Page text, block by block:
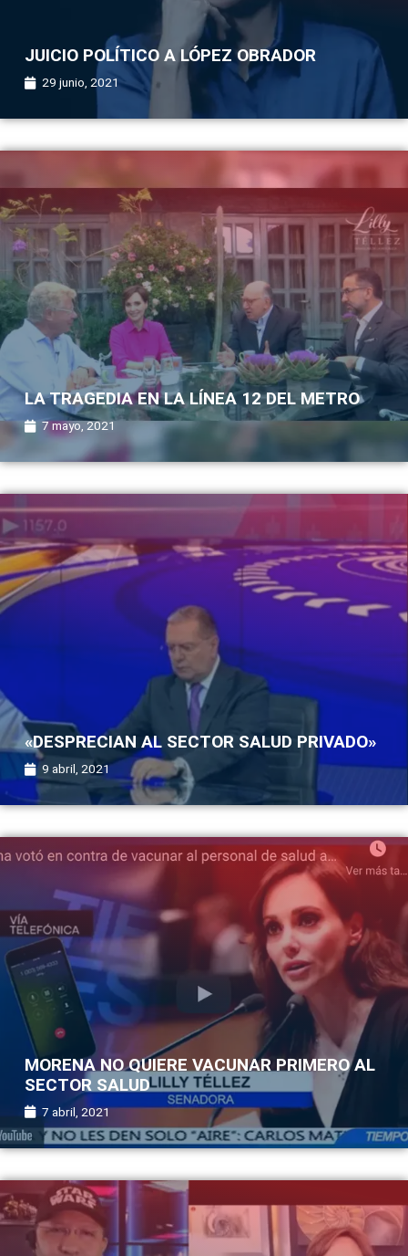
JUICIO POLÍTICO A LÓPEZ OBRADOR
29 junio, 2021
LA TRAGEDIA EN LA LÍNEA 12 DEL METRO
7 mayo, 2021
«DESPRECIAN AL SECTOR SALUD PRIVADO»
9 abril, 2021
MORENA NO QUIERE VACUNAR PRIMERO AL
SECTOR SALUD
7 abril, 2021